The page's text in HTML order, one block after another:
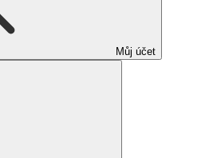
Můj účet